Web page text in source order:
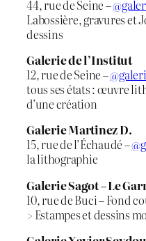
44, rue de Seine –
Labossière, gravures et
dessins
Galerie de l’Institut
12, rue de Seine –
tous ses états : œuvre
d’une création
Galerie Martinez D.
15, rue de l’Échaudé –
la lithographie
Galerie Sagot – Le
10, rue de Buci – Fond
> Estampes et dessins